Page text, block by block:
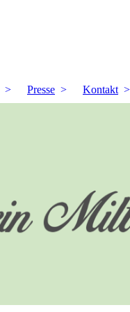
Presse Kontakt